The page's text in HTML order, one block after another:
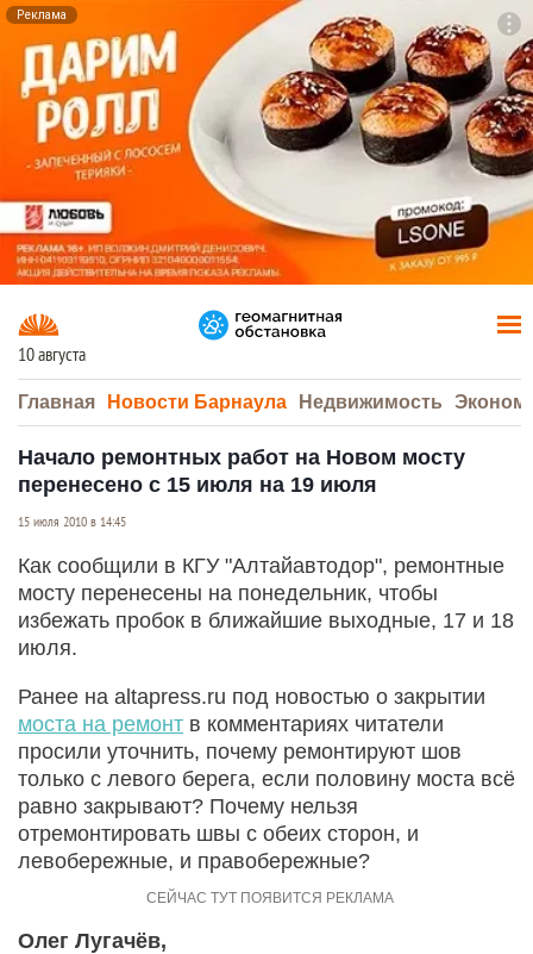
Реклама
10 августа
Главная Новости Барнаула Недвижимость
Начало ремонтных работ на Новом мосту
перенесено с 15 июля на 19 июля
15 июля 2010 в 14:45
Как сообщили в КГУ "Алтайавтодор", ремонтные
мосту перенесены на понедельник, чтобы
избежать пробок в ближайшие выходные, 17 и 18
июля.
Ранее на altapress.ru под новостью о закрытии
моста на ремонт в комментариях читатели
просили уточнить, почему ремонтируют шов
только с левого берега, если половину моста всё
равно закрывают? Почему нельзя
отремонтировать швы с обеих сторон, и
левобережные, и правобережные?
Олег Лугачёв,